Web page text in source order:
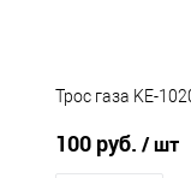
Трос газа KE-
100 руб. / шт